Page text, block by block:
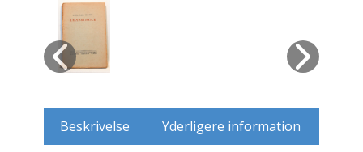
Hus / Have
Husdyr
Jernbaner
Beskrivelse Yderligere information